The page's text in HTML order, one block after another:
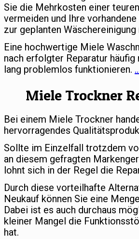
Sie die Mehrkosten einer
vermeiden und Ihre
zur geplanten Wäschereinigung
Eine hochwertige Miele
nach erfolgter Reparatur
lang problemlos funktionieren.
Miele Trockner
Bei einem Miele Trockner
hervorragendes
Sollte im Einzelfall trotzdem
an diesem gefragten
lohnt sich in der Regel die
Durch diese vorteilhafte
Neukauf können Sie eine
Dabei ist es auch durchaus
kleiner Mangel die
hat.